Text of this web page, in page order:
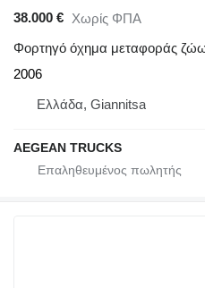
38.000 € Χωρίς ΦΠΑ
Φορτηγό όχημα μεταφοράς
2006
Ελλάδα, Giannitsa
AEGEAN TRUCKS